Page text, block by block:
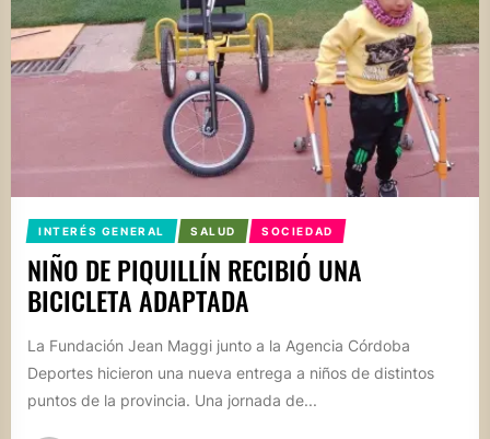
INTERÉS GENERAL SALUD SOCIEDAD
NIÑO DE PIQUILLÍN RECIBIÓ UNA
BICICLETA ADAPTADA
La Fundación Jean Maggi junto a la Agencia Córdoba
Deportes hicieron una nueva entrega a niños de distintos
puntos de la provincia. Una jornada de...